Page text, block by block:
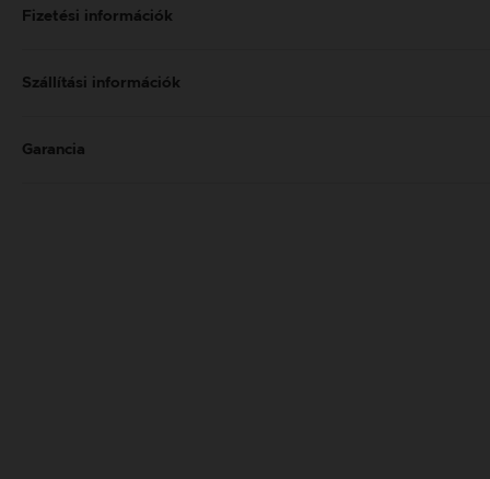
Fizetési információk
Szállítási információk
Garancia